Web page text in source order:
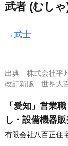
武者 (むしゃ
→武士
出典 株式会社平
改訂新版 世界大
「愛知」営業
し・設備機器
有限会社八百正住